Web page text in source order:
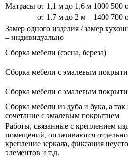
Матрасы от 1,1 м до 1,6 м 1000 500
от 1,7 м до 2 м
1400 700
Замер одного изделия / замер
– индивидуально
Сборка мебели (сосна, береза)
Сборка мебели с эмалевым
Сборка мебели с эмалевым
Сборка мебели из дуба и бука, а
сочетание с эмалевым покрытием
Работы, связанные с креплением
помещений, оплачиваются
крепление зеркала, фиксация
элементов и т.д.